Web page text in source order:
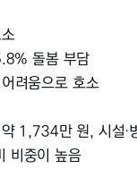
돌봄 부담
려움으로 호소
1,734만 원, 시설
비중이 높음